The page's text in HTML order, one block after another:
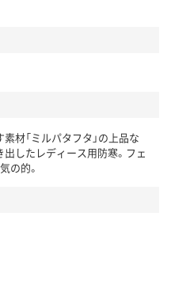
材「ミルパタフタ」の上品な
したレディース用防寒。フェ
の的。